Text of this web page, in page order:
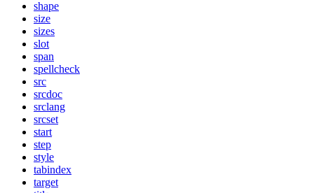
shape
size
sizes
slot
span
spellcheck
src
srcdoc
srclang
srcset
start
step
style
tabindex
target